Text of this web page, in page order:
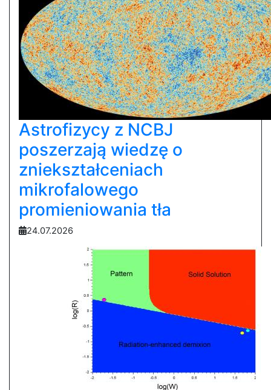
Astrofizycy z NCBJ
poszerzają wiedzę o
zniekształceniach
mikrofalowego
promieniowania tła
24.07.2026